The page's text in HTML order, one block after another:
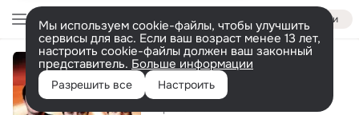
Войти
Мы используем cookie-файлы, чтобы улучшить
сервисы для вас. Если ваш возраст менее 13 лет,
настроить cookie-файлы должен ваш законный
представитель. Больше информации
Разрешить все Настроить
А помнишь...